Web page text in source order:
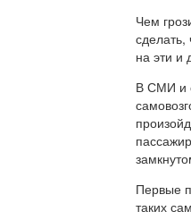
Чем
на эти и
В СМИ и
Первые
таких